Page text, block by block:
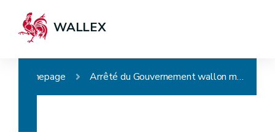
WALLEX
Homepage Arrêté du Gouvernement wallon modifiant diverses dispositions en ce qui concerne la qualité de l'eau destinée à la consommation humaine